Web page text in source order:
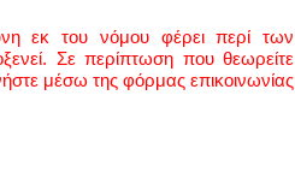
εκ του νόμου φέρει περί των
Σε περίπτωση που θεωρείτε
μέσω της φόρμας επικοινωνίας